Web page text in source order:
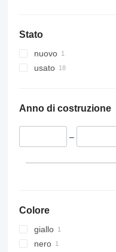
Stato
nuovo
usato
Anno di costruzione
–
Colore
giallo
nero